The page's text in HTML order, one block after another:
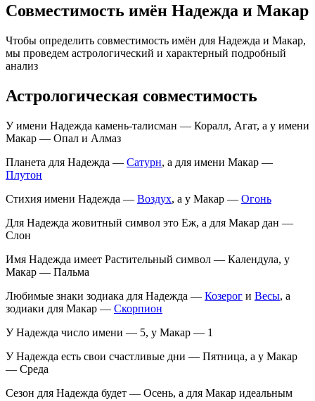
Совместимость имён Надежда и Макар
Чтобы определить совместимость имён для Надежда и Макар,
мы проведем астрологический и характерный подробный
анализ
Астрологическая совместимость
У имени Надежда камень-талисман — Коралл, Агат, а у имени
Макар — Опал и Алмаз
Планета для Надежда — Сатурн, а для имени Макар —
Плутон
Стихия имени Надежда — Воздух, а у Макар — Огонь
Для Надежда жовитный символ это Еж, а для Макар дан —
Слон
Имя Надежда имеет Растительный символ — Календула, у
Макар — Пальма
Любимые знаки зодиака для Надежда — Козерог и Весы, а
зодиаки для Макар — Скорпион
У Надежда число имени — 5, у Макар — 1
У Надежда есть свои счастливые дни — Пятница, а у Макар
— Среда
Сезон для Надежда будет — Осень, а для Макар идеальным